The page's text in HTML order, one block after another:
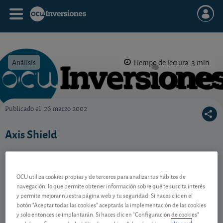
Análisis Tiempo de lectura: 3 min.
Publicado el 26 marzo 2002
Axis Shield
Contenido reservado a SOCIOS
Gestiona tu dinero con visión
OCU utiliza cookies propias y de terceros para analizar tus hábitos de
navegación, lo que permite obtener información sobre qué te suscita interés
y permite mejorar nuestra página web y tu seguridad. Si haces clic en el
botón "Aceptar todas las cookies" aceptarás la implementación de las cookies
y solo entonces se implantarán. Si haces clic en "Configuración de cookies"